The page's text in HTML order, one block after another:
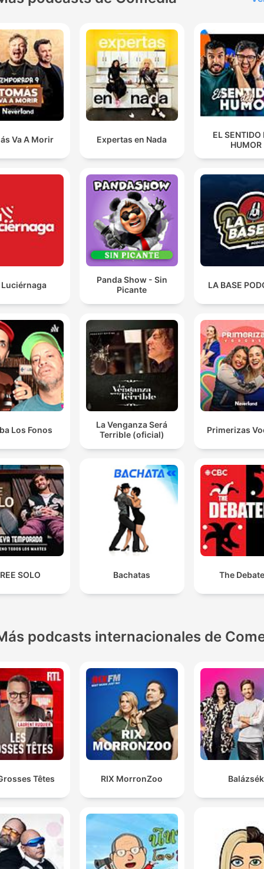
Va A Morir Expertas en Nada
EL SENTIDO
HUMOR
Luciérnaga
Panda Show - Sin
Picante
LA BASE
Los Fonos
La Venganza Será
Terrible (oficial)
Primerizas
SOLO Bachatas The
podcasts internacionales de
Têtes RIX MorronZoo Balázsék